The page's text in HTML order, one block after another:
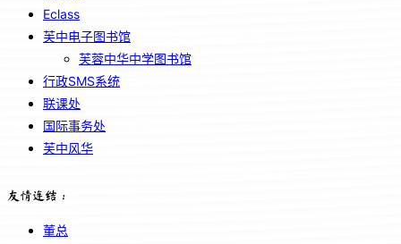
Eclass
芙中电子图书馆
芙蓉中华中学图书馆
行政SMS系统
联课处
国际事务处
芙中风华
友情连结：
董总